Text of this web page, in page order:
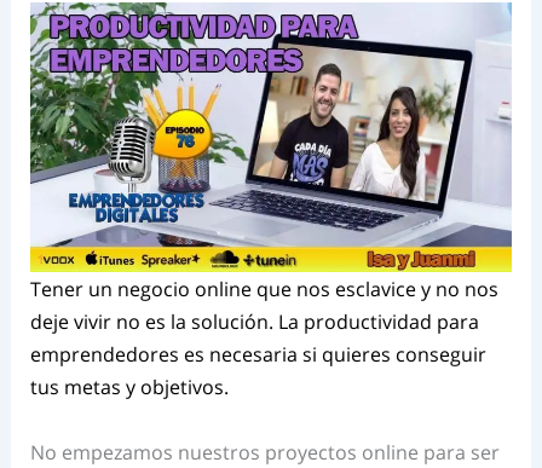
Tener un negocio online que nos esclavice y no nos
deje vivir no es la solución. La productividad para
emprendedores es necesaria si quieres conseguir
tus metas y objetivos.
No empezamos nuestros proyectos online para ser